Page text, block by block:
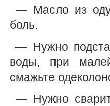
— Масло из
боль.
— Нужно
воды, при
смажьте
— Нужно